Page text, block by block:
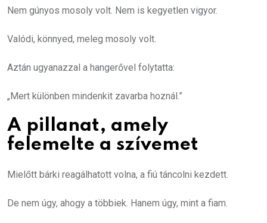
Nem gúnyos mosoly volt. Nem is kegyetlen vigyor.
Valódi, könnyed, meleg mosoly volt.
Aztán ugyanazzal a hangerővel folytatta:
„Mert különben mindenkit zavarba hoznál.”
A pillanat, amely
felemelte a szívemet
Mielőtt bárki reagálhatott volna, a fiú táncolni kezdett.
De nem úgy, ahogy a többiek. Hanem úgy, mint a fiam.